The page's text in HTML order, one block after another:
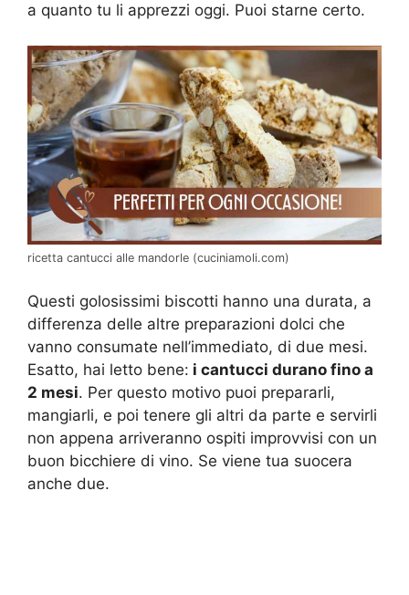
a quanto tu li apprezzi oggi. Puoi starne certo.
ricetta cantucci alle mandorle (cuciniamoli.com)
Questi golosissimi biscotti hanno una durata, a
differenza delle altre preparazioni dolci che
vanno consumate nell’immediato, di due mesi.
Esatto, hai letto bene: i cantucci durano fino a
2 mesi. Per questo motivo puoi prepararli,
mangiarli, e poi tenere gli altri da parte e servirli
non appena arriveranno ospiti improvvisi con un
buon bicchiere di vino. Se viene tua suocera
anche due.